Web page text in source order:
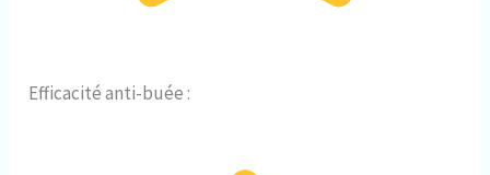
Efficacité anti-buée :